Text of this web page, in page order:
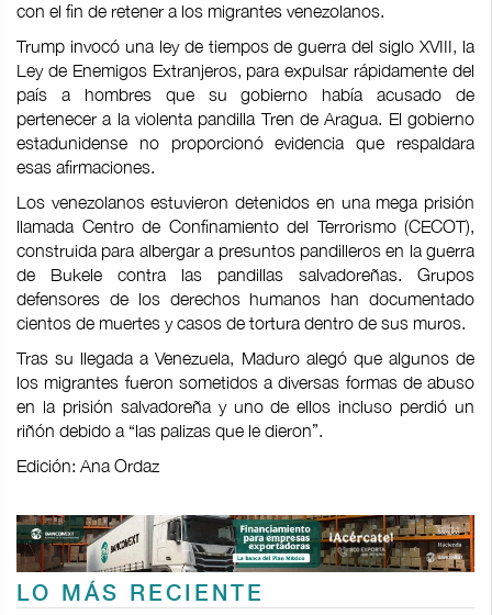
con el fin de retener a los migrantes venezolanos.
Trump invocó una ley de tiempos de guerra del siglo XVIII, la
Ley de Enemigos Extranjeros, para expulsar rápidamente del
país a hombres que su gobierno había acusado de
pertenecer a la violenta pandilla Tren de Aragua. El gobierno
estadunidense no proporcionó evidencia que respaldara
esas afirmaciones.
Los venezolanos estuvieron detenidos en una mega prisión
llamada Centro de Confinamiento del Terrorismo (CECOT),
construida para albergar a presuntos pandilleros en la guerra
de Bukele contra las pandillas salvadoreñas. Grupos
defensores de los derechos humanos han documentado
cientos de muertes y casos de tortura dentro de sus muros.
Tras su llegada a Venezuela, Maduro alegó que algunos de
los migrantes fueron sometidos a diversas formas de abuso
en la prisión salvadoreña y uno de ellos incluso perdió un
riñón debido a “las palizas que le dieron”.
Edición: Ana Ordaz
LO MÁS RECIENTE